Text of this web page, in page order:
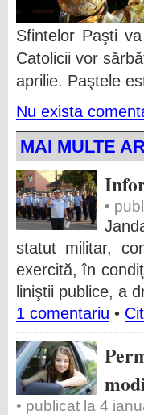
Sfintelor Paşti
Catolicii vor
aprilie. Paştele
Nu exista
MAI MULTE
•
statut militar,
exercită, în
liniştii publice, a
1 comentariu •
• publicat la 4